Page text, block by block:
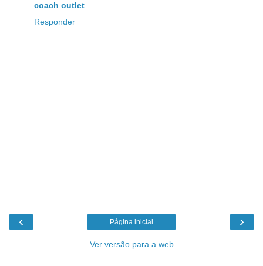
coach outlet
Responder
‹ ›
Página inicial
Ver versão para a web